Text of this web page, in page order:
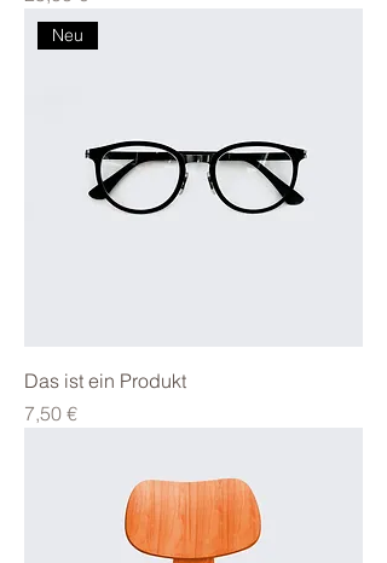
Neu
Das ist ein Produkt
Preis
7,50 €